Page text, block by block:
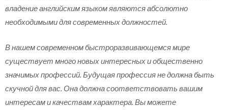
владение английским языком являются абсолютно
необходимыми для современных должностей.
В нашем современном быстроразвивающемся мире
существует много новых интересных и общественно
значимых профессий. Будущая профессия не должна быть
скучной для вас. Она должна соответствовать вашим
интересам и качествам характера. Вы можете